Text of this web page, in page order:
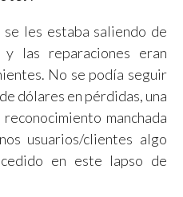
se les estaba saliendo de
las reparaciones eran
No se podía seguir
dólares en pérdidas, una
manchada
usuarios/clientes algo
en este lapso de